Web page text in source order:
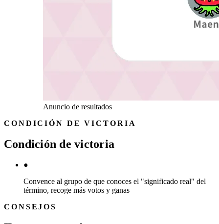
Anuncio de resultados
CONDICIÓN DE VICTORIA
Condición de victoria
●
Convence al grupo de que conoces el "significado real" del
término, recoge más votos y ganas
CONSEJOS